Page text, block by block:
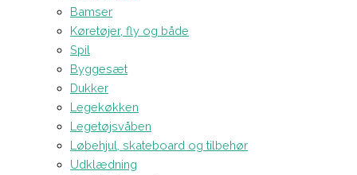
Bamser
Køretøjer, fly og både
Spil
Byggesæt
Dukker
Legekøkken
Legetøjsvåben
Løbehjul, skateboard og tilbehør
Udklædning